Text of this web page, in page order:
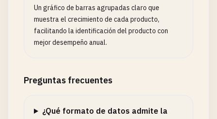
Un gráfico de barras agrupadas claro que
muestra el crecimiento de cada producto,
facilitando la identificación del producto con
mejor desempeño anual.
Preguntas frecuentes
¿Qué formato de datos admite la